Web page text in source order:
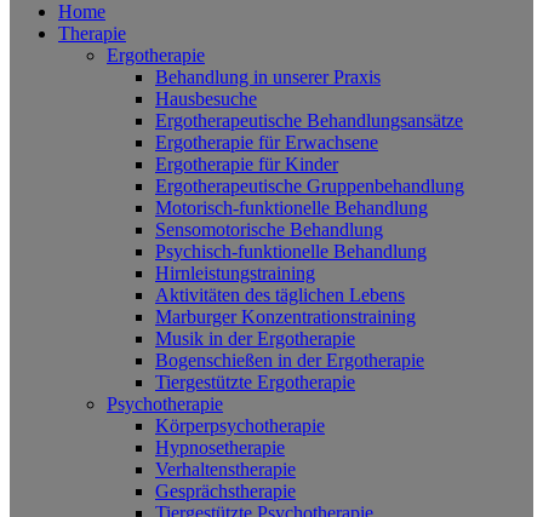
Home
Therapie
Ergotherapie
Behandlung in unserer Praxis
Hausbesuche
Ergotherapeutische Behandlungsansätze
Ergotherapie für Erwachsene
Ergotherapie für Kinder
Ergotherapeutische Gruppenbehandlung
Motorisch-funktionelle Behandlung
Sensomotorische Behandlung
Psychisch-funktionelle Behandlung
Hirnleistungstraining
Aktivitäten des täglichen Lebens
Marburger Konzentrationstraining
Musik in der Ergotherapie
Bogenschießen in der Ergotherapie
Tiergestützte Ergotherapie
Psychotherapie
Körperpsychotherapie
Hypnosetherapie
Verhaltenstherapie
Gesprächstherapie
Tiergestützte Psychotherapie